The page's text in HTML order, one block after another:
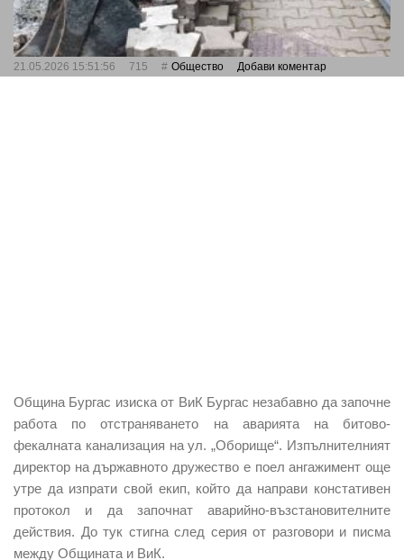
21.05.2026 15:51:56 715 Общество Добави коментар
Община Бургас изиска от ВиК Бургас незабавно да започне
работа по отстраняването на аварията на битово-
фекалната канализация на ул. „Оборище“. Изпълнителният
директор на държавното дружество е поел ангажимент още
утре да изпрати свой екип, който да направи констативен
протокол и да започнат аварийно-възстановителните
действия. До тук стигна след серия от разговори и писма
между Общината и ВиК.